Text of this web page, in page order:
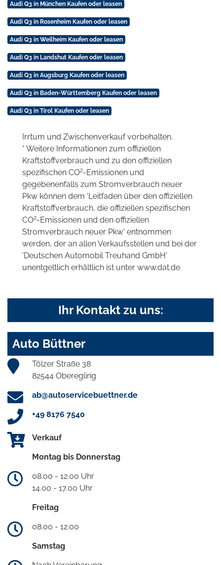
Audi Q3 in München Kaufen oder leasen
Audi Q3 in Rosenheim Kaufen oder leasen
Audi Q3 in Weilheim Kaufen oder leasen
Audi Q3 in Landshut Kaufen oder leasen
Audi Q3 in Augsburg Kaufen oder leasen
Audi Q3 in Baden-Württemberg Kaufen oder leasen
Audi Q3 in Tirol Kaufen oder leasen
Irrtum und Zwischenverkauf vorbehalten.
* Weitere Informationen zum offiziellen
Kraftstoffverbrauch und zu den offiziellen
spezifischen CO2-Emissionen und
gegebenenfalls zum Stromverbrauch neuer
Pkw können dem 'Leitfaden über den offiziellen
Kraftstoffverbrauch, die offiziellen spezifischen
CO2-Emissionen und den offiziellen
Stromverbrauch neuer Pkw' entnommen
werden, der an allen Verkaufsstellen und bei der
'Deutschen Automobil Treuhand GmbH'
unentgeltlich erhältlich ist unter www.dat.de.
Ihr Kontakt zu uns:
Auto Büttner
Tölzer Straße 38
82544 Oberegling
ab@autoservicebuettner.de
+49 8176 7540
Verkauf
Montag bis Donnerstag
08.00 - 12.00 Uhr
14.00 - 17.00 Uhr
Freitag
08.00 - 12.00
Samstag